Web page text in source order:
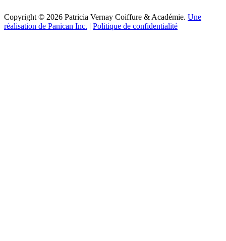
Copyright © 2026 Patricia Vernay Coiffure & Académie. Une
réalisation de Panican Inc. | Politique de confidentialité